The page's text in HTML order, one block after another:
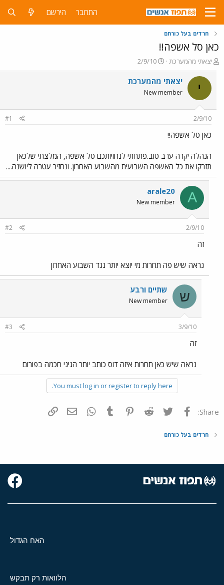
התחבר הירשם
חרדים בעל כורחם
כאן סל אשפה!!‏
פ
ו
ת
ח
ה
ו
ש
א
יצאתי מהמערכת
פ
ו
ר
ם
2/9/10
י יצאתי מהמערכת
New member
2/9/10
#1
כאן סל אשפה!!‏
הנהלה יקרה ערב טוב.פתחתי לנחויותכם סל אשפה,‏ המלצתי שלכאן
תזרקו את כל האשפה השבועית מהשבוע האחרון.‏ ונחזיר עטרה ליושנה....
A
arale20
New member
2/9/10
#2
זה
נראה שיש פה תחרות מי יוצא יותר נגד השבוע האחרון
ש שתיים ורבע
New member
3/9/10
#3
זה
נראה שיש כאן תחרות איזה דוס כותב יותר הגיגי חכמה בפורום
You must log in or register to reply here.
Share: פייסבוק Twitter
Reddit
Pinterest
Tumblr
WhatsAppדואר אלקטרוני
חרדים בעל כורחם
האח הגדול
הלוואות רק תבקש